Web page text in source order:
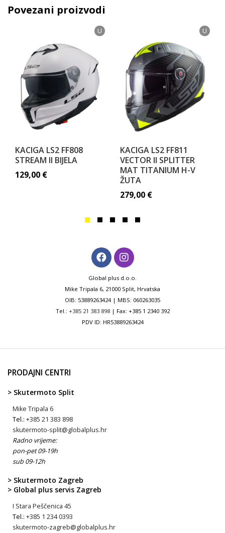
Povezani proizvodi
U
KACIGA LS2 FF808
STREAM II BIJELA
129,00 €
U
KACIGA LS2 FF811
VECTOR II SPLITTER
MAT TITANIUM H-V
ŽUTA
279,00 €
Global plus d.o.o.
Mike Tripala 6, 21000 Split, Hrvatska
OIB: 53889263424 | MBS: 060263035
Tel.: +385 21 383 898| Fax: +385 1 2340 392
PDV ID: HR53889263424
PRODAJNI CENTRI
> Skutermoto Split
Mike Tripala 6
Tel.: +385 21 383 898
skutermoto-split@globalplus.hr
Radno vrijeme:
pon-pet 09-19h
sub 09-12h
> Skutermoto Zagreb
> Global plus servis Zagreb
I Stara Peščenica 45
Tel.: +385 1 234 0393
skutermoto-zagreb@globalplus.hr